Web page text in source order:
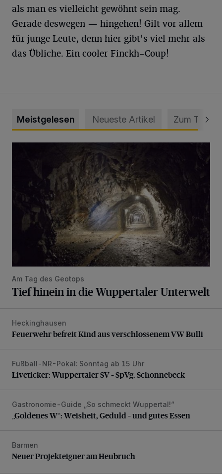
als man es vielleicht gewöhnt sein mag.
Gerade deswegen — hingehen! Gilt vor allem
für junge Leute, denn hier gibt's viel mehr als
das Übliche. Ein cooler Finckh-Coup!
Meistgelesen Neueste Artikel Zum Thema
Am Tag des Geotops
Tief hinein in die Wuppertaler Unterwelt
Feuerwehr befreit Kind aus verschlossenem VW Bulli
Heckinghausen
Feuerwehr befreit Kind aus verschlossenem VW Bulli
Liveticker: Wuppertaler SV – SpVg. Schonnebeck
Fußball-NR-Pokal: Sonntag ab 15 Uhr
Liveticker: Wuppertaler SV – SpVg. Schonnebeck
„Goldenes W“: Weisheit, Geduld – und gutes Essen
Gastronomie-Guide „So schmeckt Wuppertal!“
„Goldenes W“: Weisheit, Geduld – und gutes Essen
Neuer Projekteigner am Heubruch
Barmen
Neuer Projekteigner am Heubruch